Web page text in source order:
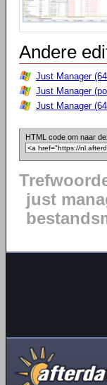
Andere
Just Manager
Just Manager
Just Manager
HTML code om naar
just